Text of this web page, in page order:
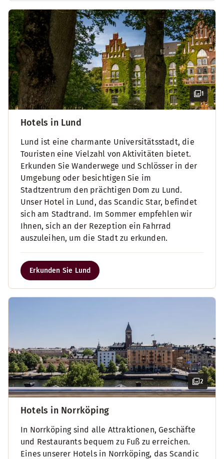
1
Hotels in Lund
Lund ist eine charmante Universitätsstadt, die
Touristen eine Vielzahl von Aktivitäten bietet.
Erkunden Sie Wanderwege und Schlösser in der
Umgebung oder besichtigen Sie im
Stadtzentrum den prächtigen Dom zu Lund.
Unser Hotel in Lund, das Scandic Star, befindet
sich am Stadtrand. Im Sommer empfehlen wir
Ihnen, sich an der Rezeption ein Fahrrad
auszuleihen, um die Stadt zu erkunden.
Erkunden Sie Lund
2
Hotels in Norrköping
In Norrköping sind alle Attraktionen, Geschäfte
und Restaurants bequem zu Fuß zu erreichen.
Eines unserer Hotels in Norrköping, das Scandic